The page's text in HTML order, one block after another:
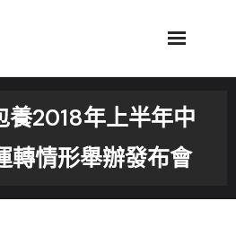
養2018年上半年中
轉情形舉辦發布會